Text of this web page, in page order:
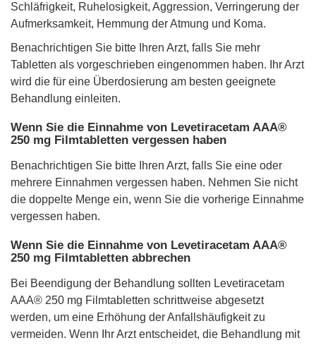
Schläfrigkeit, Ruhelosigkeit, Aggression, Verringerung der
Aufmerksamkeit, Hemmung der Atmung und Koma.
Benachrichtigen Sie bitte Ihren Arzt, falls Sie mehr
Tabletten als vorgeschrieben eingenommen haben. Ihr Arzt
wird die für eine Überdosierung am besten geeignete
Behandlung einleiten.
Wenn Sie die Einnahme von Levetiracetam AAA®
250 mg Filmtabletten vergessen haben
Benachrichtigen Sie bitte Ihren Arzt, falls Sie eine oder
mehrere Einnahmen vergessen haben. Nehmen Sie nicht
die doppelte Menge ein, wenn Sie die vorherige Einnahme
vergessen haben.
Wenn Sie die Einnahme von Levetiracetam AAA®
250 mg Filmtabletten abbrechen
Bei Beendigung der Behandlung sollten Levetiracetam
AAA® 250 mg Filmtabletten schrittweise abgesetzt
werden, um eine Erhöhung der Anfallshäufigkeit zu
vermeiden. Wenn Ihr Arzt entscheidet, die Behandlung mit